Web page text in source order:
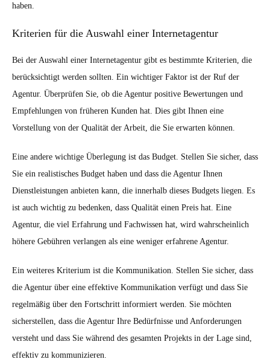
haben.
Kriterien für die Auswahl einer Internetagentur
Bei der Auswahl einer Internetagentur gibt es bestimmte Kriterien, die
berücksichtigt werden sollten. Ein wichtiger Faktor ist der Ruf der
Agentur. Überprüfen Sie, ob die Agentur positive Bewertungen und
Empfehlungen von früheren Kunden hat. Dies gibt Ihnen eine
Vorstellung von der Qualität der Arbeit, die Sie erwarten können.
Eine andere wichtige Überlegung ist das Budget. Stellen Sie sicher, dass
Sie ein realistisches Budget haben und dass die Agentur Ihnen
Dienstleistungen anbieten kann, die innerhalb dieses Budgets liegen. Es
ist auch wichtig zu bedenken, dass Qualität einen Preis hat. Eine
Agentur, die viel Erfahrung und Fachwissen hat, wird wahrscheinlich
höhere Gebühren verlangen als eine weniger erfahrene Agentur.
Ein weiteres Kriterium ist die Kommunikation. Stellen Sie sicher, dass
die Agentur über eine effektive Kommunikation verfügt und dass Sie
regelmäßig über den Fortschritt informiert werden. Sie möchten
sicherstellen, dass die Agentur Ihre Bedürfnisse und Anforderungen
versteht und dass Sie während des gesamten Projekts in der Lage sind,
effektiv zu kommunizieren.